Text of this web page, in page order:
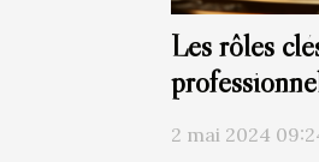
Les rôles
2 mai 2024